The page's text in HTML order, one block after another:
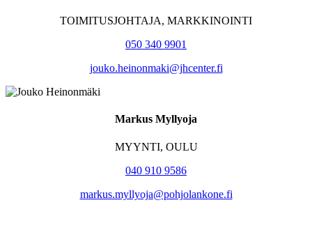
TOIMITUSJOHTAJA, MARKKINOINTI
050 340 9901
jouko.heinonmaki@jhcenter.fi
Markus Myllyoja
MYYNTI, OULU
040 910 9586
markus.myllyoja@pohjolankone.fi